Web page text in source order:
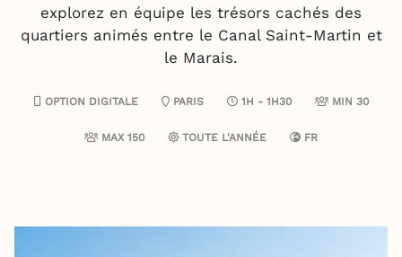
explorez en équipe les trésors cachés des
quartiers animés entre le Canal Saint-Martin et
le Marais.
OPTION DIGITALE PARIS 1H - 1H30 MIN 30
MAX 150 TOUTE L'ANNÉE FR